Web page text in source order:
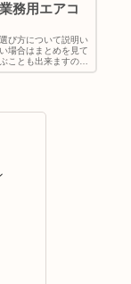
務用エアコ
び方について説明い
場合はまとめを見て
ことも出来ますので
い。（問い合わせは